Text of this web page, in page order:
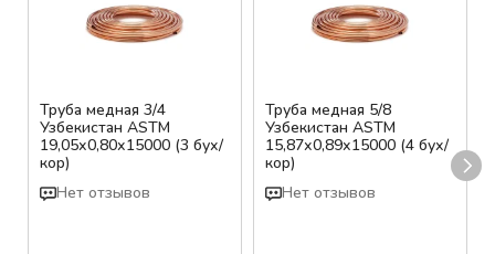
Труба медная 3/4
Узбекистан ASTM
19,05х0,80х15000 (3 бух/
кор)
Нет отзывов
Труба медная 5/8
Узбекистан ASTM
15,87х0,89х15000 (4 бух/
кор)
Нет отзывов